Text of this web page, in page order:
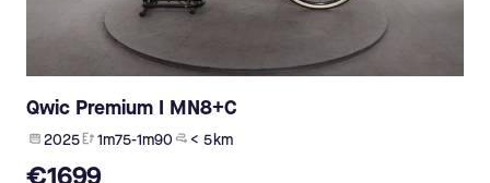
Qwic Premium I MN8+C
2025 1m75-1m90 < 5 km